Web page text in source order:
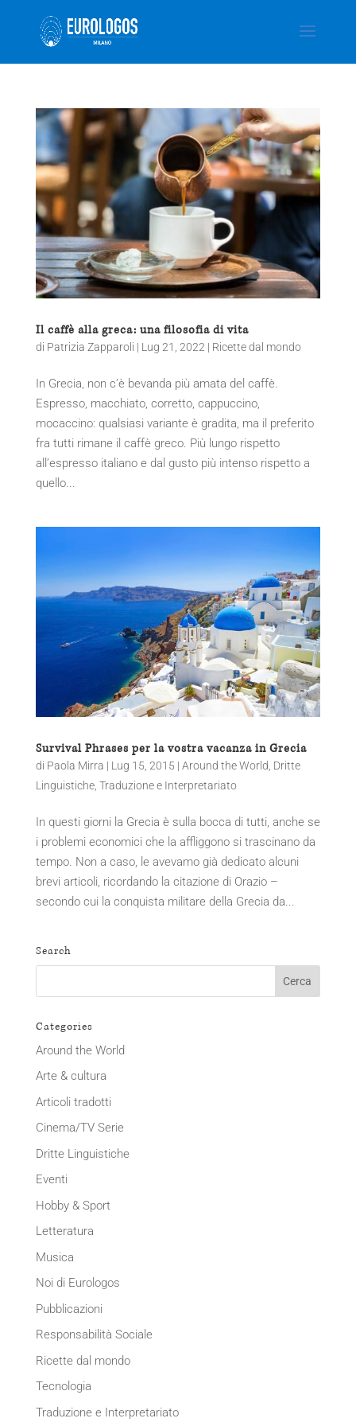
Il caffè alla greca: una filosofia di vita
di Patrizia Zapparoli | Lug 21, 2022 | Ricette dal mondo
In Grecia, non c’è bevanda più amata del caffè.
Espresso, macchiato, corretto, cappuccino,
mocaccino: qualsiasi variante è gradita, ma il preferito
fra tutti rimane il caffè greco. Più lungo rispetto
all’espresso italiano e dal gusto più intenso rispetto a
quello...
Survival Phrases per la vostra vacanza in Grecia
di Paola Mirra | Lug 15, 2015 | Around the World Dritte
Linguistiche, Traduzione e Interpretariato
In questi giorni la Grecia è sulla bocca di tutti, anche se
i problemi economici che la affliggono si trascinano da
tempo. Non a caso, le avevamo già dedicato alcuni
brevi articoli, ricordando la citazione di Orazio –
secondo cui la conquista militare della Grecia da...
Search
Categories
Around the World
Arte & cultura
Articoli tradotti
Cinema/TV Serie
Dritte Linguistiche
Eventi
Hobby & Sport
Letteratura
Musica
Noi di Eurologos
Pubblicazioni
Responsabilità Sociale
Ricette dal mondo
Tecnologia
Traduzione e Interpretariato